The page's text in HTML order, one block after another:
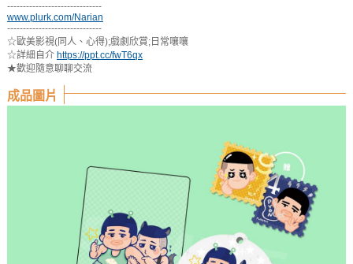
------------------------------
www.plurk.com/Narian
------------------------------
☆歐美影視(同人、心得);戲劇欣賞;日常嚷嚷
☆詳細自介 https://ppt.cc/fwT6qx
★歡迎隨意聊聊交流
成品圖片